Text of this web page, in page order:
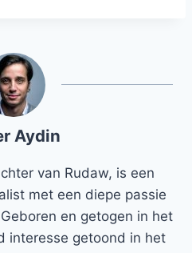
Aydin
van Rudaw, is een
met een diepe passie
en getogen in het
interesse getoond in het